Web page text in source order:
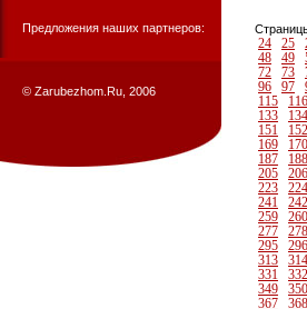
Предложения наших партнеров:
© Zarubezhom.Ru, 2006
24
25
48
49
72
73
96
97
115
116
133
134
151
152
169
170
187
188
205
206
223
224
241
242
259
260
277
278
295
296
313
314
331
332
349
350
367
368